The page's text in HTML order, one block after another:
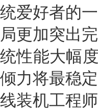
统爱好者的
局更加突出
统性能大幅
倾力将最稳
线装机工程